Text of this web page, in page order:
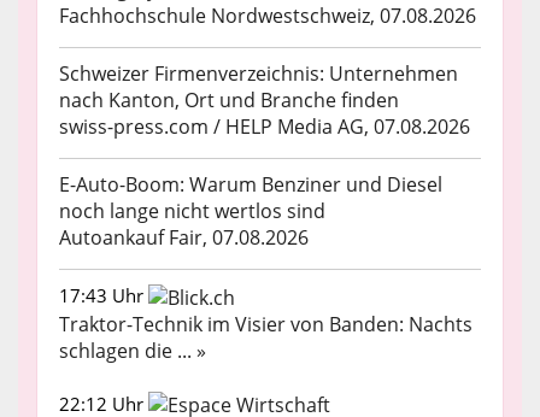
Fachhochschule Nordwestschweiz, 07.08.2026
Schweizer Firmenverzeichnis: Unternehmen
nach Kanton, Ort und Branche finden
swiss-press.com / HELP Media AG, 07.08.2026
E-Auto-Boom: Warum Benziner und Diesel
noch lange nicht wertlos sind
Autoankauf Fair, 07.08.2026
17:43 Uhr
Traktor-Technik im Visier von Banden: Nachts
schlagen die ... »
22:12 Uhr